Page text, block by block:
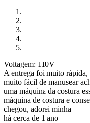
Voltagem: 110V
A entrega foi muito rápida,
muito fácil de manusear
uma máquina da costura
máquina de costura e
chegou, adorei minha
há cerca de 1 ano